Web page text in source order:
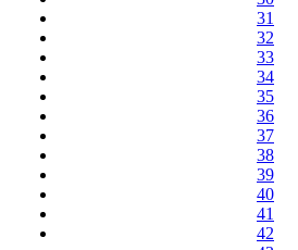
31
32
33
34
35
36
37
38
39
40
41
42